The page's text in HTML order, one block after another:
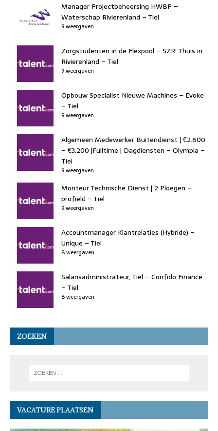
Manager Projectbeheersing HWBP –
Waterschap Rivierenland – Tiel
9 weergaven
Zorgstudenten in de Flexpool – SZR: Thuis in
Rivierenland – Tiel
9 weergaven
Opbouw Specialist Nieuwe Machines – Evoke
– Tiel
9 weergaven
Algemeen Medewerker Buitendienst | €2.600
– €3.200 |Fulltime | Dagdiensten – Olympia –
Tiel
9 weergaven
Monteur Technische Dienst | 2 Ploegen –
profield – Tiel
9 weergaven
Accountmanager Klantrelaties (Hybride) –
Unique – Tiel
8 weergaven
Salarisadministrateur, Tiel – Confido Finance
– Tiel
8 weergaven
ZOEKEN
VACATURE PLAATSEN